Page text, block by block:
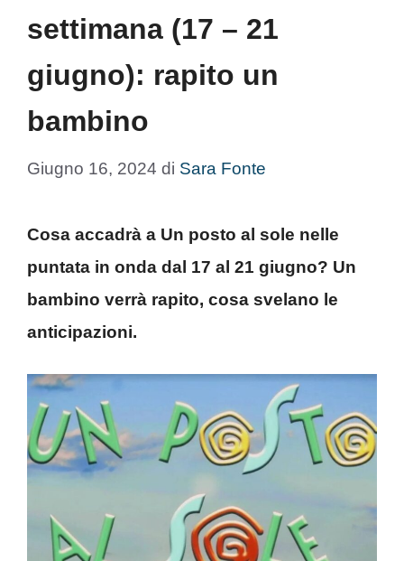
settimana (17 – 21
giugno): rapito un
bambino
Giugno 16, 2024 di Sara Fonte
Cosa accadrà a Un posto al sole nelle
puntata in onda dal 17 al 21 giugno? Un
bambino verrà rapito, cosa svelano le
anticipazioni.